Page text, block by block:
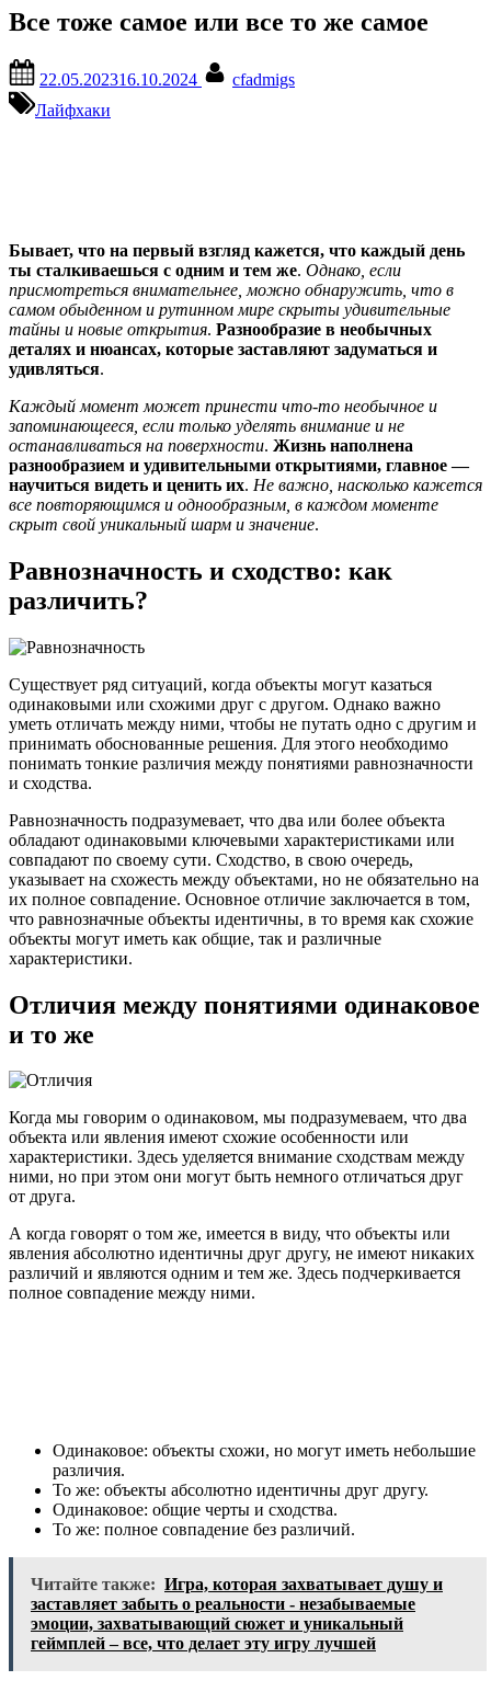
Все тоже самое или все то же самое
on
22.05.202316.10.2024
cfadmigs
Лайфхаки
Бывает, что на первый взгляд кажется, что каждый день
ты сталкиваешься с одним и тем же. Однако, если
присмотреться внимательнее, можно обнаружить, что в
самом обыденном и рутинном мире скрыты удивительные
тайны и новые открытия. Разнообразие в необычных
деталях и нюансах, которые заставляют задуматься и
удивляться.
Каждый момент может принести что-то необычное и
запоминающееся, если только уделять внимание и не
останавливаться на поверхности. Жизнь наполнена
разнообразием и удивительными открытиями, главное —
научиться видеть и ценить их. Не важно, насколько кажется
все повторяющимся и однообразным, в каждом моменте
скрыт свой уникальный шарм и значение.
Равнозначность и сходство: как
различить?
Существует ряд ситуаций, когда объекты могут казаться
одинаковыми или схожими друг с другом. Однако важно
уметь отличать между ними, чтобы не путать одно с другим и
принимать обоснованные решения. Для этого необходимо
понимать тонкие различия между понятиями равнозначности
и сходства.
Равнозначность подразумевает, что два или более объекта
обладают одинаковыми ключевыми характеристиками или
совпадают по своему сути. Сходство, в свою очередь,
указывает на схожесть между объектами, но не обязательно на
их полное совпадение. Основное отличие заключается в том,
что равнозначные объекты идентичны, в то время как схожие
объекты могут иметь как общие, так и различные
характеристики.
Отличия между понятиями одинаковое
и то же
Когда мы говорим о одинаковом, мы подразумеваем, что два
объекта или явления имеют схожие особенности или
характеристики. Здесь уделяется внимание сходствам между
ними, но при этом они могут быть немного отличаться друг
от друга.
А когда говорят о том же, имеется в виду, что объекты или
явления абсолютно идентичны друг другу, не имеют никаких
различий и являются одним и тем же. Здесь подчеркивается
полное совпадение между ними.
Одинаковое: объекты схожи, но могут иметь небольшие
различия.
То же: объекты абсолютно идентичны друг другу.
Одинаковое: общие черты и сходства.
То же: полное совпадение без различий.
Читайте также: Игра, которая захватывает душу и
заставляет забыть о реальности - незабываемые
эмоции, захватывающий сюжет и уникальный
геймплей – все, что делает эту игру лучшей